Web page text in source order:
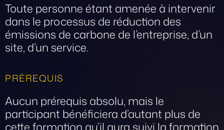
Toute personne étant amenée à intervenir
dans le processus de réduction des
émissions de carbone de l’entreprise, d’un
site, d’un service.
PRÉREQUIS
Aucun prérequis absolu, mais le
participant bénéficiera d’autant plus de
cette formation qu’il aura suivi la formation